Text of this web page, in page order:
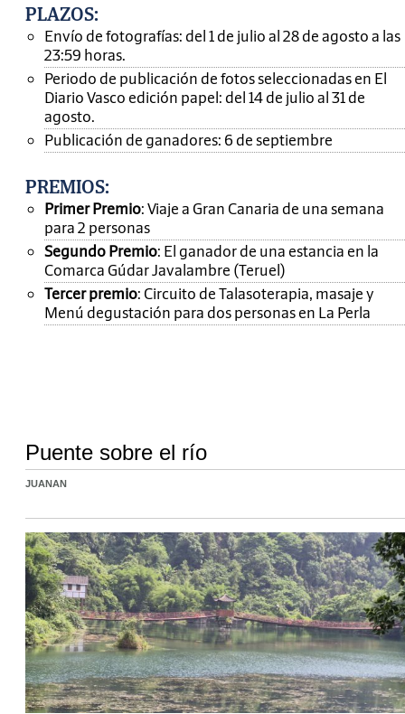
PLAZOS:
Envío de fotografías: del 1 de julio al 28 de agosto a las
23:59 horas.
Periodo de publicación de fotos seleccionadas en El
Diario Vasco edición papel: del 14 de julio al 31 de
agosto.
Publicación de ganadores: 6 de septiembre
PREMIOS:
Primer Premio: Viaje a Gran Canaria de una semana
para 2 personas
Segundo Premio: El ganador de una estancia en la
Comarca Gúdar Javalambre (Teruel)
Tercer premio: Circuito de Talasoterapia, masaje y
Menú degustación para dos personas en La Perla
Puente sobre el río
JUANAN